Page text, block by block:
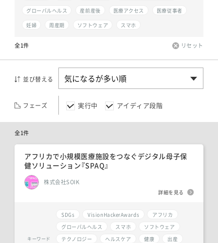
グローバルヘルス
産前産後 医療アクセス
医療従事者
妊婦
周産期 ソフトウェア スマホ
全1件 リセット
並び替える
フェーズ 実行中 アイディア段階
全1件
アフリカで小規模医療施設をつなぐデジタル母子保
健ソリューション『SPAQ』
株式会社SOIK
詳細を見る
キーワード
SDGs VisionHackerAwards
アフリカ
グローバルヘルス
スマホ
ソフトウェア
テクノロジー
ヘルスケア 健康
出産